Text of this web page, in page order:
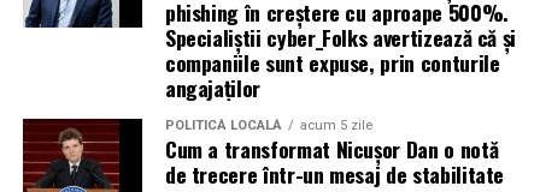
Crede că informația corectă ajunge la oamenii potriviți
doar atunci când vine de la o sursă cu chip și nume.
De ce contează vizibilitatea, nu
doar activitatea
phishing în creștere cu aproape 500%.
Specialiștii cyber_Folks avertizează că și
companiile sunt expuse, prin conturile
angajaților
POLITICĂ LOCALĂ acum 5 zile
Cum a transformat Nicușor Dan o notă
de trecere într-un mesaj de stabilitate